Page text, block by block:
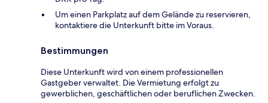
Um einen Parkplatz auf dem Gelände zu reservieren,
kontaktiere die Unterkunft bitte im Voraus.
Bestimmungen
Diese Unterkunft wird von einem professionellen
Gastgeber verwaltet. Die Vermietung erfolgt zu
gewerblichen, geschäftlichen oder beruflichen Zwecken.